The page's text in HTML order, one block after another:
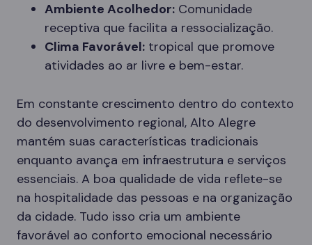
Ambiente Acolhedor: Comunidade
receptiva que facilita a ressocialização.
Clima Favorável: tropical que promove
atividades ao ar livre e bem-estar.
Em constante crescimento dentro do contexto
do desenvolvimento regional, Alto Alegre
mantém suas características tradicionais
enquanto avança em infraestrutura e serviços
essenciais. A boa qualidade de vida reflete-se
na hospitalidade das pessoas e na organização
da cidade. Tudo isso cria um ambiente
favorável ao conforto emocional necessário